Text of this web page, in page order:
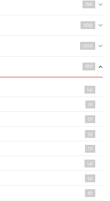
(68)
(169)
(202)
(87)
(4)
(1)
(7)
(5)
(7)
(4)
(5)
(6)